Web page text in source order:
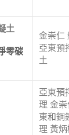
土
零碳
金崇仁
亞東預
土
亞東預
理 金崇
東和鋼
理 黃